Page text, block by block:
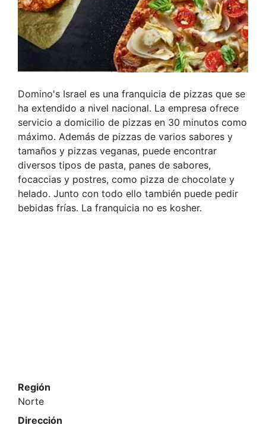
Domino's Israel es una franquicia de pizzas que se
ha extendido a nivel nacional. La empresa ofrece
servicio a domicilio de pizzas en 30 minutos como
máximo. Además de pizzas de varios sabores y
tamaños y pizzas veganas, puede encontrar
diversos tipos de pasta, panes de sabores,
focaccias y postres, como pizza de chocolate y
helado. Junto con todo ello también puede pedir
bebidas frías. La franquicia no es kosher.
Región
Norte
Dirección